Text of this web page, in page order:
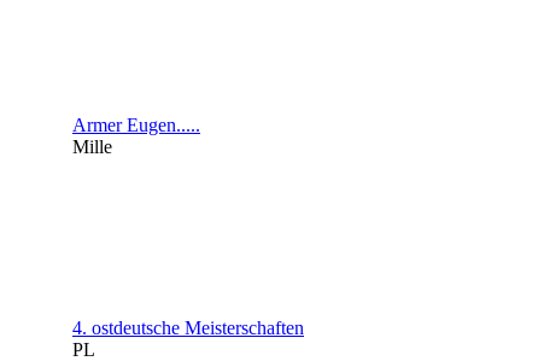
Armer Eugen.....
Mille
4. ostdeutsche Meisterschaften
PL